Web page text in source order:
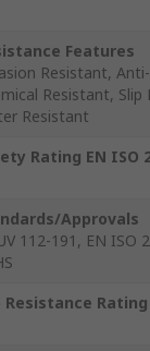
Features
Resistant,
Resistant, Slip
Resistant
Rating EN ISO
Approvals
112-191, EN ISO
Resistance Rating